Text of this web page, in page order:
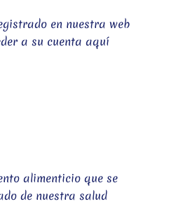
en nuestra web
a su cuenta aquí
alimenticio que se
de nuestra salud